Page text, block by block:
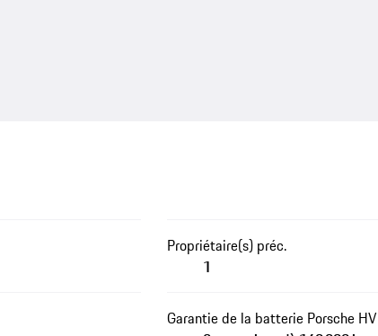
Propriétaire(s) préc.
1
Garantie de la batterie Porsche HV